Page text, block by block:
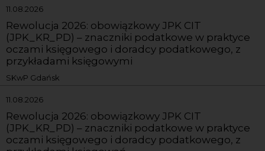
11.08.2026
Rewolucja 2026: obowiązkowy JPK CIT
(JPK_KR_PD) – znaczniki podatkowe w praktyce
oczami księgowego i doradcy podatkowego, z
przykładami księgowymi
SKwP Gdańsk
11.08.2026
Rewolucja 2026: obowiązkowy JPK CIT
(JPK_KR_PD) – znaczniki podatkowe w praktyce
oczami księgowego i doradcy podatkowego, z